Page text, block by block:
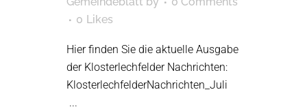
0 Likes
Hier finden Sie die aktuelle Ausgabe
der Klosterlechfelder Nachrichten:
KlosterlechfelderNachrichten_Juli
...